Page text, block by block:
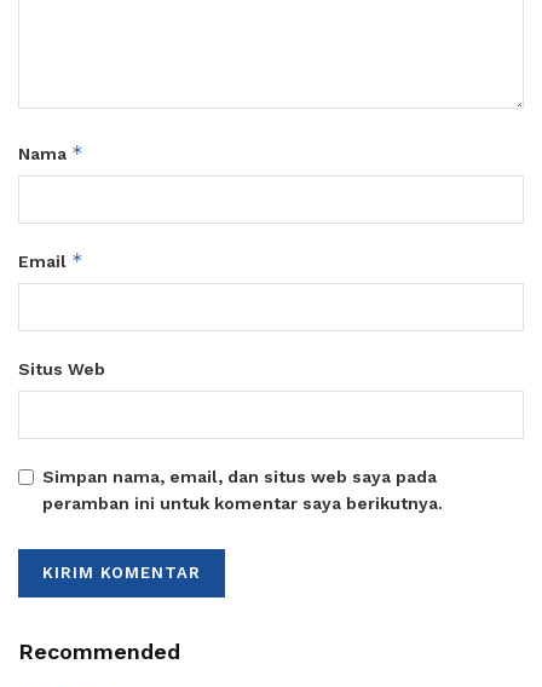
Nama *
Email *
Situs Web
Simpan nama, email, dan situs web saya pada
peramban ini untuk komentar saya berikutnya.
Recommended